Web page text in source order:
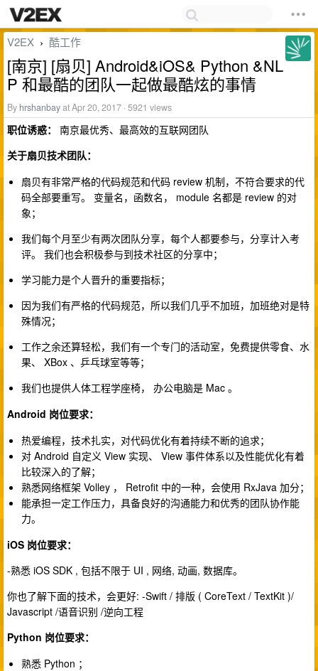
V2EX › 酷工作
[南京] [扇贝] Android&iOS& Python &NL
P 和最酷的团队一起做最酷炫的事情
By hrshanbayat Apr 20, 2017 · 5921 views
职位诱惑：
南京最优秀、最高效的互联网团队
关于扇贝技术团队：
扇贝有非常严格的代码规范和代码 review 机制，不符合要求的代
码全部要重写。 变量名，函数名， module 名都是 review 的对
象；
我们每个月至少有两次团队分享，每个人都要参与，分享计入考
评。 我们也会积极参与到技术社区的分享中；
学习能力是个人晋升的重要指标；
因为我们有严格的代码规范，所以我们几乎不加班，加班绝对是特
殊情况；
工作之余还算轻松，我们有一个专门的活动室，免费提供零食、水
果、 XBox 、乒乓球室等等；
我们也提供人体工程学座椅， 办公电脑是 Mac 。
Android 岗位要求：
热爱编程，技术扎实，对代码优化有着持续不断的追求；
对 Android 自定义 View 实现、 View 事件体系以及性能优化有着
比较深入的了解；
熟悉网络框架 Volley ， Retrofit 中的一种，会使用 RxJava 加分；
能承担一定工作压力，具备良好的沟通能力和优秀的团队协作能
力。
iOS 岗位要求：
-熟悉 iOS SDK , 包括不限于 UI , 网络, 动画, 数据库。
你也了解下面的技术，会更好: -Swift / 排版 ( CoreText / TextKit )/
Javascript /语音识别 /逆向工程
Python 岗位要求：
熟悉 Python ；